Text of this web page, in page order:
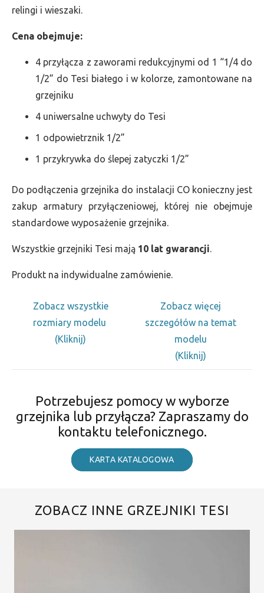
relingi i wieszaki.
Cena obejmuje:
4 przyłącza z zaworami redukcyjnymi od 1 “1/4 do
1/2” do Tesi białego i w kolorze, zamontowane na
grzejniku
4 uniwersalne uchwyty do Tesi
1 odpowietrznik 1/2”
1 przykrywka do ślepej zatyczki 1/2”
Do podłączenia grzejnika do instalacji CO konieczny jest
zakup armatury przyłączeniowej, której nie obejmuje
standardowe wyposażenie grzejnika.
Wszystkie grzejniki Tesi mają 10 lat gwarancji.
Produkt na indywidualne zamówienie.
Zobacz wszystkie
rozmiary modelu
(Kliknij)
Zobacz więcej
szczegółów na temat
modelu
(Kliknij)
Potrzebujesz pomocy w wyborze
grzejnika lub przyłącza? Zapraszamy do
kontaktu telefonicznego.
KARTA KATALOGOWA
ZOBACZ INNE GRZEJNIKI TESI